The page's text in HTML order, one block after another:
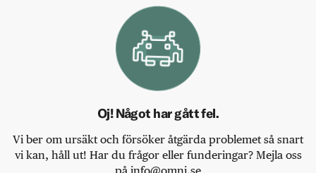
Oj! Något har gått fel.
Vi ber om ursäkt och försöker åtgärda problemet så snart
vi kan, håll ut! Har du frågor eller funderingar? Mejla oss